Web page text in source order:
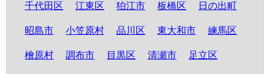
千代田区
江東区 狛江市 板橋区 日の出町
昭島市 小笠原村 品川区 東大和市 練馬区
檜原村 調布市 目黒区 清瀬市 足立区